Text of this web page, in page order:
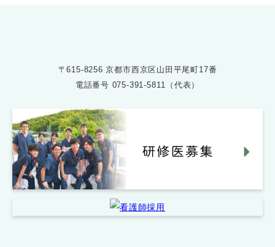
〒615-8256 京都市西京区山田平尾町17番
電話番号 075-391-5811（代表）